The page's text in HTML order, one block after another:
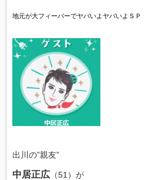
地元が大フィーバーでヤバいよヤバいよＳＰ
出川の”親友”
中居正広 （51）が